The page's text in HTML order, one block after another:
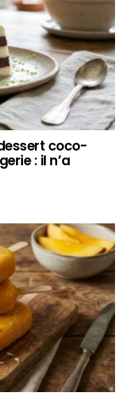
coco-
: il n’a